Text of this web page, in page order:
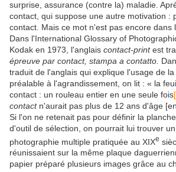
surprise, assurance (contre la) maladie.
contact, qui suppose une autre motivation :
contact. Mais ce mot n'est pas encore dans
Dans l'International Glossary of
Kodak en 1973, l'anglais contact-printest
épreuve par contact, stampa a contatto.
traduit de l'anglais qui explique l'usage de
préalable à l'agrandissement, on lit : « la
contact : un rouleau entier en une seule fois
contactn'aurait pas plus de 12 ans d'âge
Si l'on ne retenait pas pour définir la
d'outil de sélection, on pourrait lui trouver
photographie multiple pratiquée au XIXe
réunissaient sur la même plaque
papier préparé plusieurs images grâce au